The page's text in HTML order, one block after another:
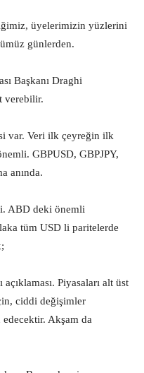
üyelerimizin yüzlerini
günlerden.
Başkanı Draghi
verebilir.
var. Veri ilk çeyreğin ilk
GBPUSD, GBPJPY,
anında.
ABD deki önemli
tüm USD li paritelerde
Piyasaları alt üst
ciddi değişimler
Akşam da